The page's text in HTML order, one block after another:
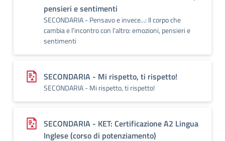
pensieri e sentimenti
SECONDARIA - Pensavo e invece...: Il corpo che
cambia e l’incontro con l’altro: emozioni, pensieri e
sentimenti
SECONDARIA - Mi rispetto, ti rispetto!
SECONDARIA - Mi rispetto, ti rispetto!
SECONDARIA - KET: Certificazione A2 Lingua
Inglese (corso di potenziamento)